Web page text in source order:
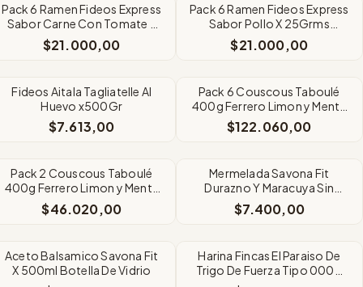
Pack 6 Ramen Fideos Express
Sabor Carne Con Tomate X
25Grms Origen Brasil
$21.000,00
Pack 6 Ramen Fideos Express
Sabor Pollo X 25Grms
Origen Brasil
$21.000,00
Fideos Aitala Tagliatelle Al
Huevo x500Gr
$7.613,00
Pack 6 Couscous Taboulé
400g Ferrero Limon y Menta
Origen Francia
$122.060,00
Pack 2 Couscous Taboulé
400g Ferrero Limon y Menta
Origen Francia
$46.020,00
Mermelada Savona Fit
Durazno Y Maracuya Sin
Azúcar Agregada 400g
$7.400,00
Aceto Balsamico Savona Fit
X 500ml Botella De Vidrio
Harina Fincas El Paraiso De
Trigo De Fuerza Tipo 0000